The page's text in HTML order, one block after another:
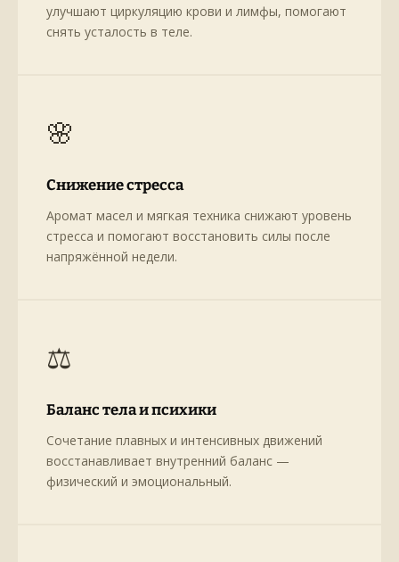
улучшают циркуляцию крови и лимфы, помогают
снять усталость в теле.
🌸
Снижение стресса
Аромат масел и мягкая техника снижают уровень
стресса и помогают восстановить силы после
напряжённой недели.
⚖️
Баланс тела и психики
Сочетание плавных и интенсивных движений
восстанавливает внутренний баланс —
физический и эмоциональный.